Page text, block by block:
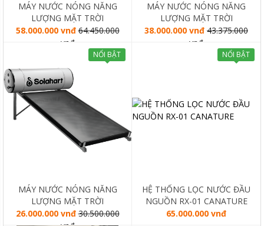
MÁY NƯỚC NÓNG NĂNG
LƯỢNG MẶT TRỜI
SOLAHART PREMIUM L
300L
58.000.000 vnđ 64.450.000
vnđ
MÁY NƯỚC NÓNG NĂNG
LƯỢNG MẶT TRỜI
SOLAHART PREMIUM L
180L
38.000.000 vnđ 43.375.000
vnđ
NỔI BẬT
MÁY NƯỚC NÓNG NĂNG
LƯỢNG MẶT TRỜI
SOLAHART SUNHEAT 150L
26.000.000 vnđ 30.500.000
NỔI BẬT
HỆ THỐNG LỌC NƯỚC ĐẦU
NGUỒN RX-01 CANATURE
65.000.000 vnđ